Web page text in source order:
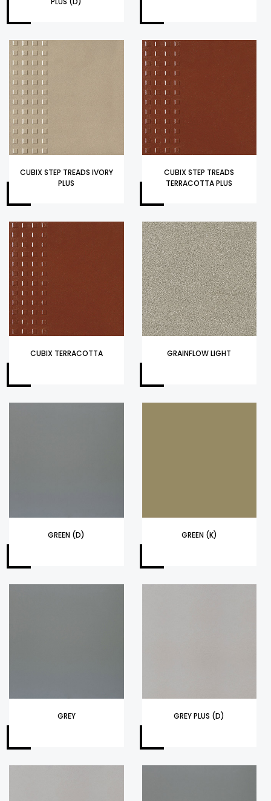
CUBIX STEP TREADS IVORY
PLUS
CUBIX STEP TREADS
TERRACOTTA PLUS
CUBIX TERRACOTTA GRAINFLOW LIGHT
GREEN (D) GREEN (K)
GREY GREY PLUS (D)